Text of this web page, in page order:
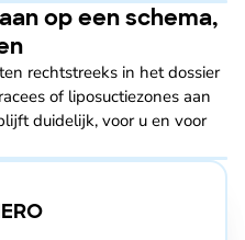
op een schema,
rechtstreeks in het dossier
of liposuctiezones aan
duidelijk, voor u en voor